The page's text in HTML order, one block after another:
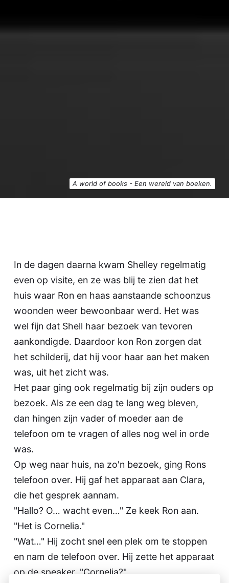
A world of books - Een wereld van boeken.
In de dagen daarna kwam Shelley regelmatig
even op visite, en ze was blij te zien dat het
huis waar Ron en haas aanstaande schoonzus
woonden weer bewoonbaar werd. Het was
wel fijn dat Shell haar bezoek van tevoren
aankondigde. Daardoor kon Ron zorgen dat
het schilderij, dat hij voor haar aan het maken
was, uit het zicht was.
Het paar ging ook regelmatig bij zijn ouders op
bezoek. Als ze een dag te lang weg bleven,
dan hingen zijn vader of moeder aan de
telefoon om te vragen of alles nog wel in orde
was.
Op weg naar huis, na zo'n bezoek, ging Rons
telefoon over. Hij gaf het apparaat aan Clara,
die het gesprek aannam.
"Hallo? O… wacht even…" Ze keek Ron aan.
"Het is Cornelia."
"Wat…" Hij zocht snel een plek om te stoppen
en nam de telefoon over. Hij zette het apparaat
op de speaker. "Cornelia?"